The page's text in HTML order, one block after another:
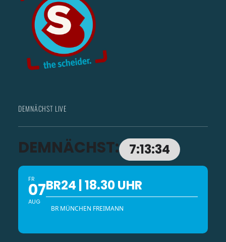
DEMNÄCHST LIVE
DEMNÄCHST: 7:13:32
FR
07
AUG
BR24 | 18.30 UHR
BR MÜNCHEN FREIMANN